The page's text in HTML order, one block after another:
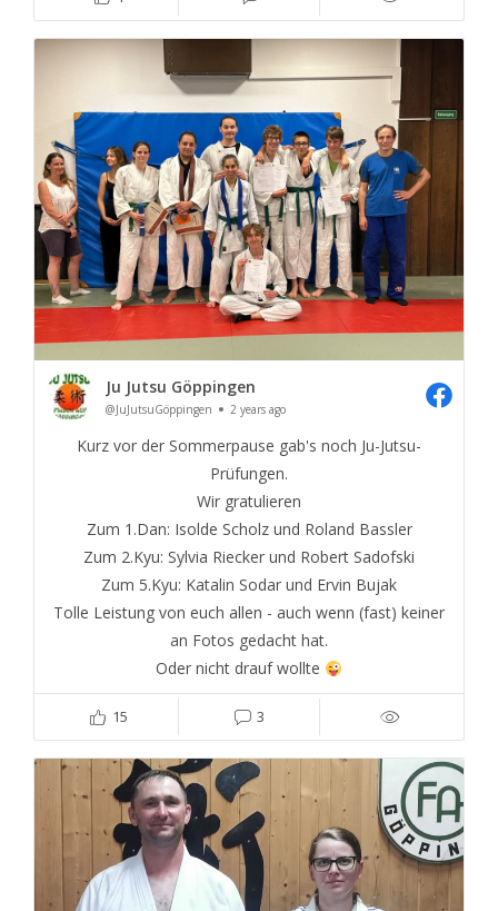
Ju Jutsu Göppingen
@JuJutsuGöppingen 2 years ago
Kurz vor der Sommerpause gab's noch Ju-Jutsu-
Prüfungen.
Wir gratulieren
Zum 1.Dan: Isolde Scholz und Roland Bassler
Zum 2.Kyu: Sylvia Riecker und Robert Sadofski
Zum 5.Kyu: Katalin Sodar und Ervin Bujak
Tolle Leistung von euch allen - auch wenn (fast) keiner
an Fotos gedacht hat.
Oder nicht drauf wollte
15 3